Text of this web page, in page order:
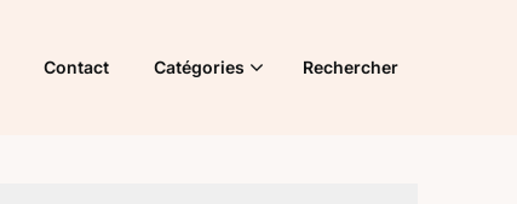
Contact Catégories Rechercher